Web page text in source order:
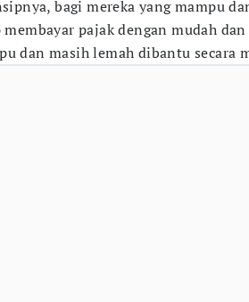
bagi mereka yang mampu
pajak dengan mudah
dan masih lemah dibantu secara